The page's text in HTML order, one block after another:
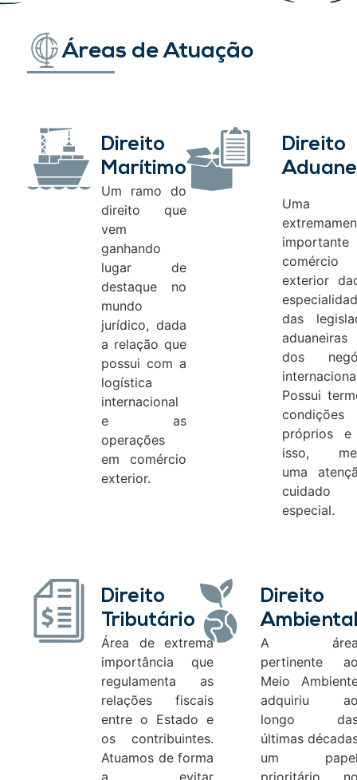
Áreas de Atuação
Direito
Marítimo
Um ramo do
direito que
vem
ganhando
lugar de
destaque no
mundo
jurídico, dada
a relação que
possui com a
logística
internacional
e as
operações
em comércio
exterior.
Direito
Uma
comércio
exterior
das
dos
Possui
condições
próprios
isso,
uma
cuidado
especial.
Direito
Tributário
Área de extrema
importância que
regulamenta as
relações fiscais
entre o Estado e
os contribuintes.
Atuamos de forma
Direito
A
pertinente
Meio
adquiriu
longo
últimas
um